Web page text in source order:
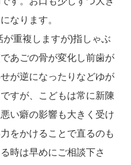
なります。
重複しますが)指しゃぶ
あごの骨が変化し前歯が
が逆になったりなどゆが
すが、こどもは常に新陳
い癖の影響も大きく受け
をかけることで直るのも
時は早めにご相談下さ